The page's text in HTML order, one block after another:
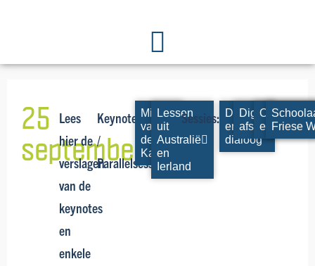
25
september
Lees
hier de
verslagen
van de
keynotes
en
enkele
Keynote
/
Parallelsessie:
Milio
van
de
Kamp
Lessen
uit
Australië
en
Ierland
Sessies: Data
en
dialoog
Digitaal
Op
expeditie
Friese